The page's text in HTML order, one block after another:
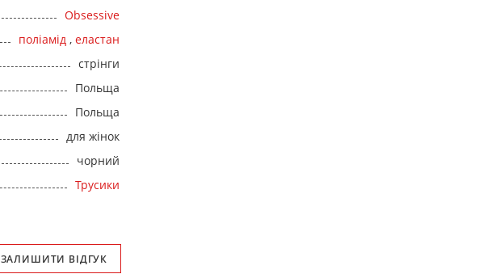
Obsessive
поліамід , еластан
стрінги
Польща
Польща
для жінок
чорний
Трусики
ЗАЛИШИТИ ВІДГУК